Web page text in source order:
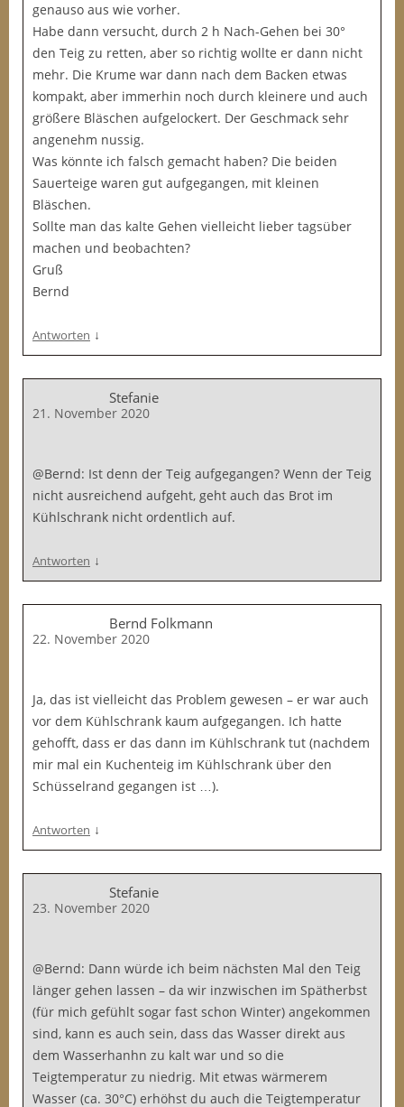
genauso aus wie vorher.
Habe dann versucht, durch 2 h Nach-Gehen bei 30°
den Teig zu retten, aber so richtig wollte er dann nicht
mehr. Die Krume war dann nach dem Backen etwas
kompakt, aber immerhin noch durch kleinere und auch
größere Bläschen aufgelockert. Der Geschmack sehr
angenehm nussig.
Was könnte ich falsch gemacht haben? Die beiden
Sauerteige waren gut aufgegangen, mit kleinen
Bläschen.
Sollte man das kalte Gehen vielleicht lieber tagsüber
machen und beobachten?
Gruß
Bernd
Antworten ↓
Stefanie
21. November 2020
@Bernd: Ist denn der Teig aufgegangen? Wenn der Teig
nicht ausreichend aufgeht, geht auch das Brot im
Kühlschrank nicht ordentlich auf.
Antworten ↓
Bernd Folkmann
22. November 2020
Ja, das ist vielleicht das Problem gewesen – er war auch
vor dem Kühlschrank kaum aufgegangen. Ich hatte
gehofft, dass er das dann im Kühlschrank tut (nachdem
mir mal ein Kuchenteig im Kühlschrank über den
Schüsselrand gegangen ist …).
Antworten ↓
Stefanie
23. November 2020
@Bernd: Dann würde ich beim nächsten Mal den Teig
länger gehen lassen – da wir inzwischen im Spätherbst
(für mich gefühlt sogar fast schon Winter) angekommen
sind, kann es auch sein, dass das Wasser direkt aus
dem Wasserhanhn zu kalt war und so die
Teigtemperatur zu niedrig. Mit etwas wärmerem
Wasser (ca. 30°C) erhöhst du auch die Teigtemperatur